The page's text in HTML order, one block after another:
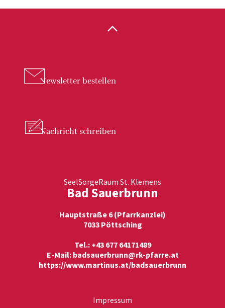
Newsletter bestellen
Nachricht schreiben
SeelSorgeRaum St. Klemens
Bad Sauerbrunn
Hauptstraße 6 (Pfarrkanzlei)
7033 Pöttsching
Tel.: +43 677 64171489
E-Mail: badsauerbrunn@rk-pfarre.at
https://www.martinus.at/badsauerbrunn
Impressum